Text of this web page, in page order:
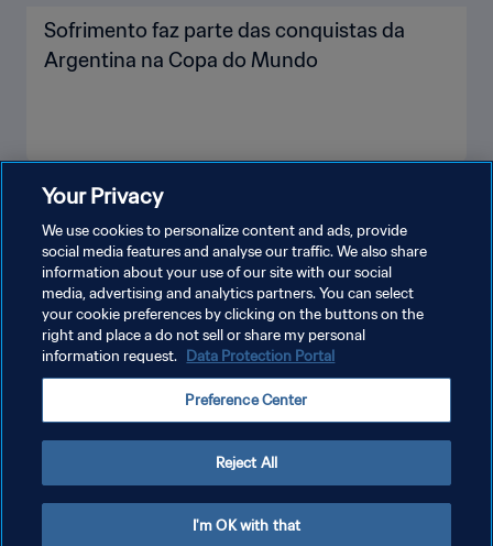
Sofrimento faz parte das conquistas da
Argentina na Copa do Mundo
POLÍTICA DE PRIVACIDADE
ADMINISTRAR AS PREFERÊNCIAS DE COOKIES
Copyright © 1994-2026 FIFA. Todos os direitos reservados.
Your Privacy
We use cookies to personalize content and ads, provide
social media features and analyse our traffic. We also share
information about your use of our site with our social
media, advertising and analytics partners. You can select
your cookie preferences by clicking on the buttons on the
right and place a do not sell or share my personal
information request. Data Protection Portal
Preference Center
Reject All
I'm OK with that